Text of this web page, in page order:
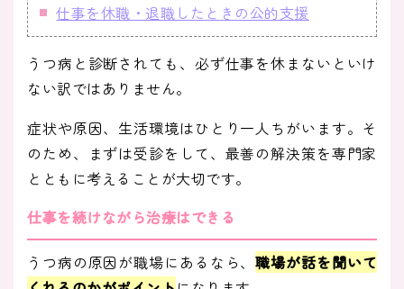
仕事を休職・退職したときの公的支援
うつ病と診断されても、必ず仕事を休まないといけ
ない訳ではありません。
症状や原因、生活環境はひとり一人ちがいます。そ
のため、まずは受診をして、最善の解決策を専門家
とともに考えることが大切です。
仕事を続けながら治療はできる
うつ病の原因が職場にあるなら、職場が話を聞いて